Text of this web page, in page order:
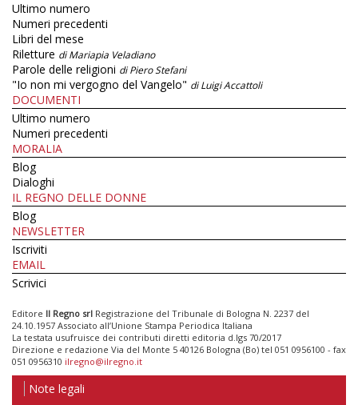
Ultimo numero
Numeri precedenti
Libri del mese
Riletture di Mariapia Veladiano
Parole delle religioni di Piero Stefani
"Io non mi vergogno del Vangelo" di Luigi Accattoli
DOCUMENTI
Ultimo numero
Numeri precedenti
MORALIA
Blog
Dialoghi
IL REGNO DELLE DONNE
Blog
NEWSLETTER
Iscriviti
EMAIL
Scrivici
Editore Il Regno srl Registrazione del Tribunale di Bologna N. 2237 del
24.10.1957 Associato all’Unione Stampa Periodica Italiana
La testata usufruisce dei contributi diretti editoria d.lgs 70/2017
Direzione e redazione Via del Monte 5 40126 Bologna (Bo) tel 051 0956100 - fax
051 0956310 ilregno@ilregno.it
Note legali